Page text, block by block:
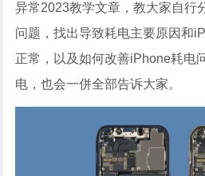
异常2023教学文章，教大家自行
问题，找出导致耗电主要原因和
正常，以及如何改善iPhone耗电
电，也会一併全部告诉大家。